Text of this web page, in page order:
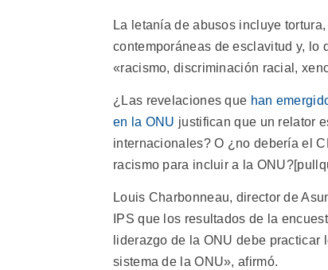
La letanía de abusos incluye
contemporáneas de esclavitud y, lo
«racismo, discriminación racial,
¿Las revelaciones que han
en la ONU justifican que un relator
internacionales? O ¿no debería el
racismo para incluir a la
Louis Charbonneau, director de
IPS que los resultados de la
liderazgo de la ONU debe practicar
sistema de la ONU», afirmó.